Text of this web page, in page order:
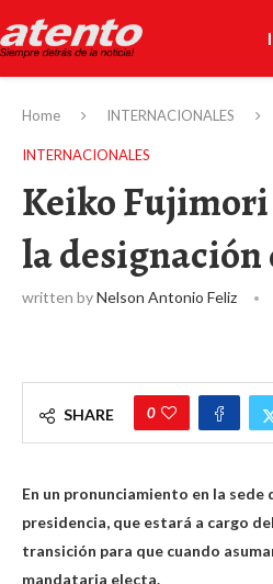
Home INTERNACIONALES
INTERNACIONALES
Keiko
la designación
written byNelson Antonio Feliz
SHARE 0
En un pronunciamiento en la
presidencia, que estará a cargo
transición para que cuando
mandataria electa.